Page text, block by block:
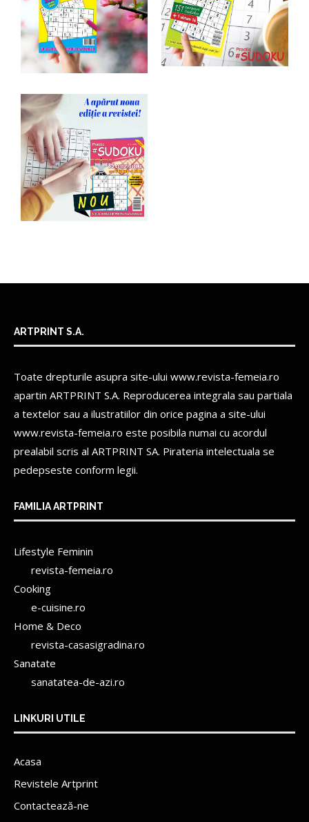
ARTPRINT S.A.
Toate drepturile asupra site-ului www.revista-femeia.ro
apartin ARTPRINT S.A. Reproducerea integrala sau partiala
a textelor sau a ilustratiilor din orice pagina a site-ului
www.revista-femeia.ro este posibila numai cu acordul
prealabil scris al ARTPRINT SA. Pirateria intelectuala se
pedepseste conform legii.
FAMILIA ARTPRINT
Lifestyle Feminin
revista-femeia.ro
Cooking
e-cuisine.ro
Home & Deco
revista-casasigradina.ro
Sanatate
sanatatea-de-azi.ro
LINKURI UTILE
Acasa
Revistele Artprint
Contactează-ne